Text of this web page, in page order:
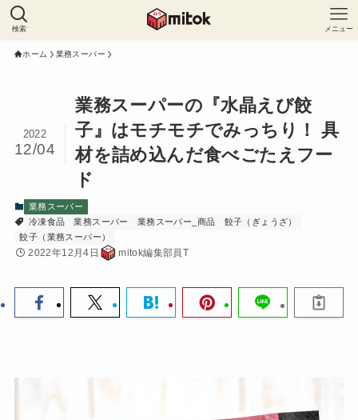
検索 メニュー
ホーム 業務スーパー
業務スーパーの『水晶えび餃
子』はモチモチでみっちり！ 具
材を詰め込んだ食べごたえフー
ド
2022
12/04
業務スーパー
冷凍食品
業務スーパー 業務スーパー_商品
餃子（ぎょうざ）
餃子（業務スーパー）
2022年12月4日 mitok編集部員T